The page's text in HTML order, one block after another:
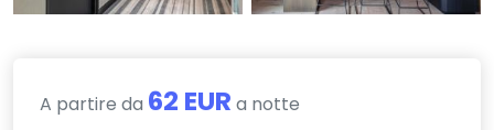
A partire da 62 EUR a notte